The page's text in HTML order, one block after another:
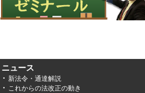
ニュース
新法令・通達解説
これからの法改正の動き